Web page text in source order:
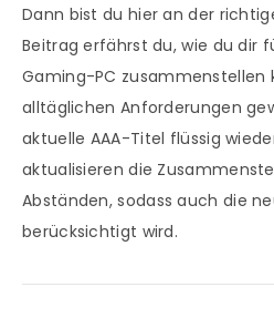
Dann bist du hier an der
Beitrag erfährst du, wie du dir
Gaming-PC zusammenstellen
alltäglichen Anforderungen
aktuelle AAA-Titel flüssig
aktualisieren die
Abständen, sodass auch die
berücksichtigt wird.